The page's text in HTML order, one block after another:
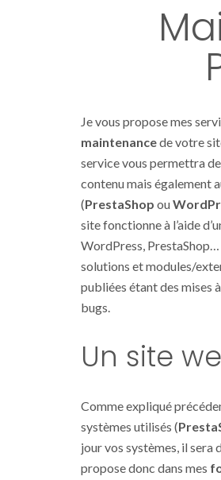
Je vous propose mes
maintenancede votre
service vous permettra
contenu mais également
(PrestaShop ou
site fonctionne à l’aide
WordPress,
solutions et modules/
publiées étant des mises
bugs.
Un site
Comme expliqué
systèmes utilisés (
jour vos systèmes, il sera
propose donc dans mes